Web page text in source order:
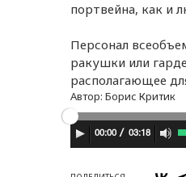
портвейна, как и
Персонал
ракушки или
располагающее
Автор: Борис Критик
00:00 03:18